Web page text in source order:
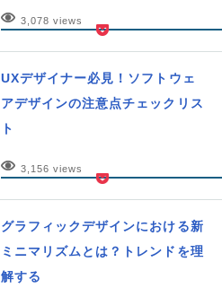
3,078 views
UXデザイナー必見！ソフトウェ
アデザインの注意点チェックリス
ト
3,156 views
グラフィックデザインにおける新
ミニマリズムとは？トレンドを理
解する